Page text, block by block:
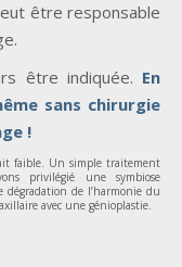
être responsable
être indiquée. En
sans chirurgie
!
faible. Un simple traitement
privilégié une symbiose
de l’harmonie du
avec une génioplastie.